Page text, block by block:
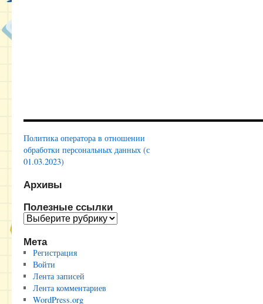
Политика оператора в отношении
обработки персональных данных (с
01.03.2023)
Архивы
Полезные ссылки
Полезные
Мета
Регистрация
Войти
Лента записей
Лента комментариев
WordPress.org